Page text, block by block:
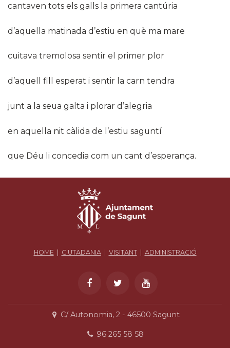
cantaven tots els galls la primera cantúria
d’aquella matinada d’estiu en què ma mare
cuitava tremolosa sentir el primer plor
d’aquell fill esperat i sentir la carn tendra
junt a la seua galta i plorar d’alegria
en aquella nit càlida de l’estiu saguntí
que Déu li concedia com un cant d’esperança.​
HOME| CIUTADANIA| VISITANT| ADMINISTRACIÓ
C/ Autonomia, 2 - 46500 Sagunt
96 265 58 58